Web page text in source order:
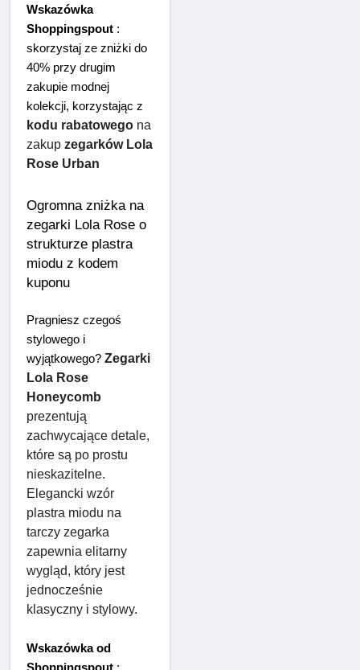
Wskazówka
Shoppingspout :
skorzystaj ze zniżki do
40% przy drugim
zakupie modnej
kodu rabatowego na
zakup zegarków Lola
Rose Urban
Ogromna zniżka na
zegarki Lola Rose o
strukturze plastra
miodu z kodem
kuponu
Pragniesz czegoś
stylowego i
wyjątkowego? Zegarki
Lola Rose
Honeycomb
prezentują
zachwycające detale,
które są po prostu
nieskazitelne.
Elegancki wzór
plastra miodu na
tarczy zegarka
zapewnia elitarny
wygląd, który jest
jednocześnie
klasyczny i stylowy.
Wskazówka od